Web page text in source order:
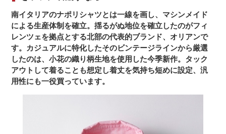
南イタリアのナポリシャツとは一線を画し、マシンメイド
による生産体制を確立。揺るがぬ地位を確立したのがフィ
レンツェを拠点とする北部の代表的ブランド、オリアンで
す。カジュアルに特化したそのビンテージラインから厳選
したのは、小花の織り柄生地を使用した今季新作。タック
アウトして着ることも想定し着丈を気持ち短めに設定、汎
用性にも一役買っています。